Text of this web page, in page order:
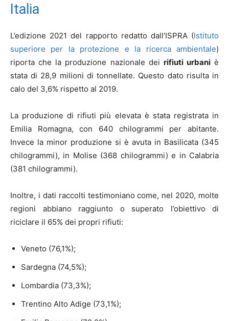
Italia
L’edizione 2021 del rapporto redatto dall’ISPRA (Istituto
superiore per la protezione e la ricerca ambientale)
riporta che la produzione nazionale dei rifiuti urbaniè
stata di 28,9 milioni di tonnellate. Questo dato risulta in
calo del 3,6% rispetto al 2019.
La produzione di rifiuti più elevata è stata registrata in
Emilia Romagna, con 640 chilogrammi per abitante.
Invece la minor produzione si è avuta in Basilicata (345
chilogrammi), in Molise (368 chilogrammi) e in Calabria
(381 chilogrammi).
Inoltre, i dati raccolti testimoniano come, nel 2020, molte
regioni abbiano raggiunto o superato l’obiettivo di
riciclare il 65% dei propri rifiuti:
Veneto (76,1%);
Sardegna (74,5%);
Lombardia (73,3%);
Trentino Alto Adige (73,1%);